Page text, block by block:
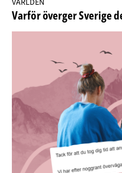
Varför överger Sverige